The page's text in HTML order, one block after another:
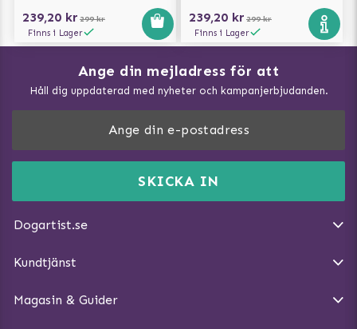
239,20 kr 299 kr
Finns i Lager
239,20 kr 299 kr
Finns i Lager
Ange din mejladress för att
Håll dig uppdaterad med nyheter och kampanjerbjudanden.
SKICKA IN
Dogartist.se
DogArtist.se drivs av:
E-post:info@dogartist.se
Kundtjänst
Ångra Köp
Magasin & Guider
Vad kan hundar äta?
Träna Nose Work hemma
Så gör du promenaden roligare
Hundbäddar